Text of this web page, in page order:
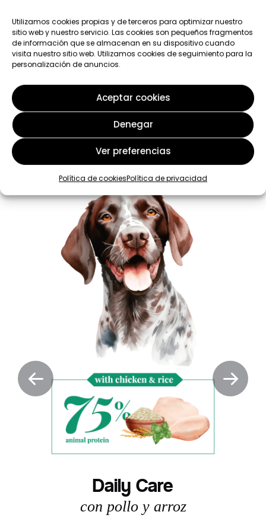
Utilizamos cookies propias y de terceros para optimizar nuestro
sitio web y nuestro servicio. Las cookies son pequeños fragmentos
de información que se almacenan en su dispositivo cuando
visita nuestro sitio web. Utilizamos cookies de seguimiento para la
personalización de anuncios.
Aceptar cookies
Denegar
Ver preferencias
Política de cookiesPolítica de privacidad
Productos
Daily Care
con pollo y arroz